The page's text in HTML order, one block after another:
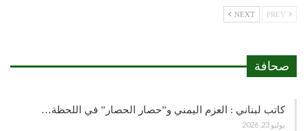
NEXT
صحافة
كاتب لبناني : العزم اليمني و”حصار الحصار” في اللحظة…
يوليو 23, 2026